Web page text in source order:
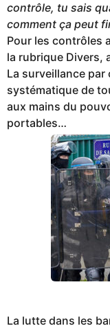
contrôle, tu sais
comment ça peut
Pour les contrôles
la rubrique Divers,
La surveillance par
systématique de
aux mains du
portables…
La lutte dans les